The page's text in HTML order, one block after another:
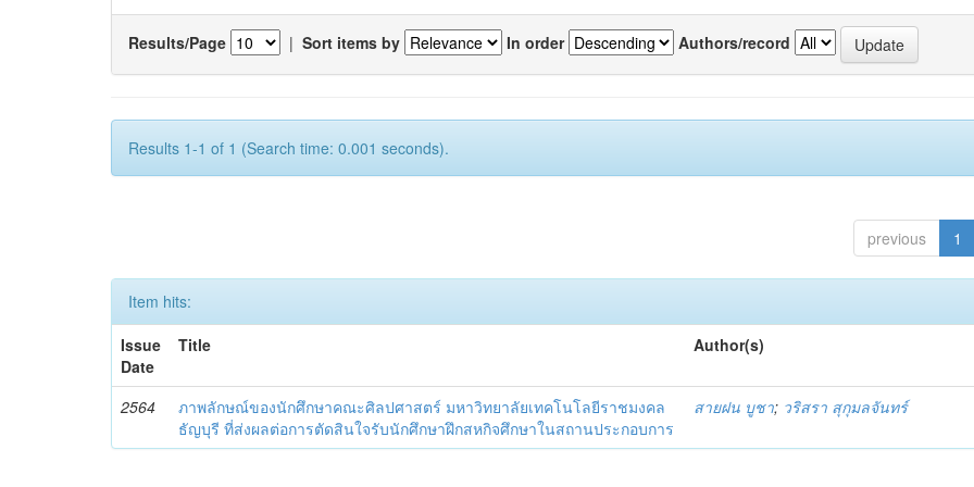
Results/Page | Sort items by In order Authors/record
Results 1-1 of 1 (Search time: 0.001 seconds).
previous 1
Item hits:
Issue
Date
Title Author(s)
2564
ภาพลักษณ์ของนักศึกษาคณะศิลปศาสตร์ มหาวิทยาลัยเทคโนโลยีราชมงคล
ธัญบุรี ที่ส่งผลต่อการตัดสินใจรับนักศึกษาฝึกสหกิจศึกษาในสถานประกอบการ
สายฝน บูชา; วริสรา สุกุมลจันทร์